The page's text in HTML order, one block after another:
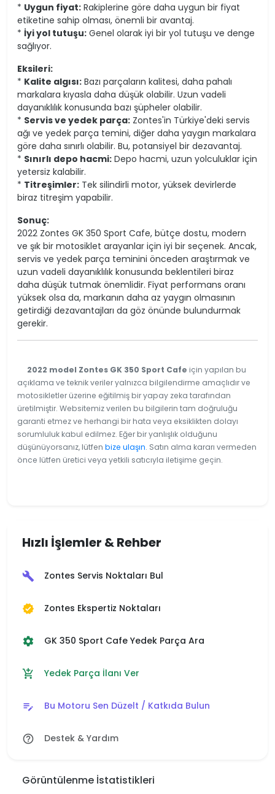
* Uygun fiyat: Rakiplerine göre daha uygun bir fiyat
etiketine sahip olması, önemli bir avantaj.
* İyi yol tutuşu: Genel olarak iyi bir yol tutuşu ve denge
sağlıyor.
Eksileri:
* Kalite algısı: Bazı parçaların kalitesi, daha pahalı
markalara kıyasla daha düşük olabilir. Uzun vadeli
dayanıklılık konusunda bazı şüpheler olabilir.
* Servis ve yedek parça: Zontes'in Türkiye'deki servis
ağı ve yedek parça temini, diğer daha yaygın markalara
göre daha sınırlı olabilir. Bu, potansiyel bir dezavantaj.
* Sınırlı depo hacmi: Depo hacmi, uzun yolculuklar için
yetersiz kalabilir.
* Titreşimler: Tek silindirli motor, yüksek devirlerde
biraz titreşim yapabilir.
Sonuç:
2022 Zontes GK 350 Sport Cafe, bütçe dostu, modern
ve şık bir motosiklet arayanlar için iyi bir seçenek. Ancak,
servis ve yedek parça teminini önceden araştırmak ve
uzun vadeli dayanıklılık konusunda beklentileri biraz
daha düşük tutmak önemlidir. Fiyat performans oranı
yüksek olsa da, markanın daha az yaygın olmasının
getirdiği dezavantajları da göz önünde bulundurmak
gerekir.
2022 model Zontes GK 350 Sport Cafe için yapılan bu
açıklama ve teknik veriler yalnızca bilgilendirme amaçlıdır ve
motosikletler üzerine eğitilmiş bir yapay zeka tarafından
üretilmiştir. Websitemiz verilen bu bilgilerin tam doğruluğu
garanti etmez ve herhangi bir hata veya eksiklikten dolayı
sorumluluk kabul edilmez. Eğer bir yanlışlık olduğunu
düşünüyorsanız, lütfen bize ulaşın. Satın alma kararı vermeden
önce lütfen üretici veya yetkili satıcıyla iletişime geçin.
Hızlı İşlemler & Rehber
build Zontes Servis Noktaları Bul
verified Zontes Ekspertiz Noktaları
settings GK 350 Sport Cafe Yedek Parça Ara
add_shopping_cart Yedek Parça İlanı Ver
edit_note Bu Motoru Sen Düzelt / Katkıda Bulun
help_outline Destek & Yardım
Görüntülenme İstatistikleri